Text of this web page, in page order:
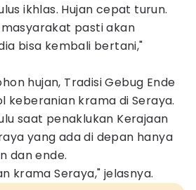
ikhlas. Hujan cepat turun.
masyarakat pasti akan
bisa kembali bertani,"
hujan, Tradisi Gebug Ende
keberanian krama di Seraya.
saat penaklukan Kerajaan
yang ada di depan hanya
dan ende.
krama Seraya," jelasnya.